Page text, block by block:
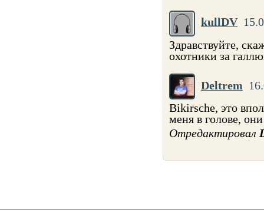
kullDV
Здравствуйте,
охотники за
Deltrem
Bikirsche, это
меня в голове,
Отредактировал